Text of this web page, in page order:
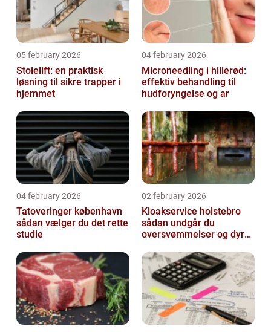
05 february 2026
Stolelift: en praktisk
løsning til sikre trapper i
hjemmet
04 february 2026
Microneedling i hillerød:
effektiv behandling til
hudforyngelse og ar
04 february 2026
Tatoveringer københavn
sådan vælger du det rette
studie
02 february 2026
Kloakservice holstebro
sådan undgår du
oversvømmelser og dyre